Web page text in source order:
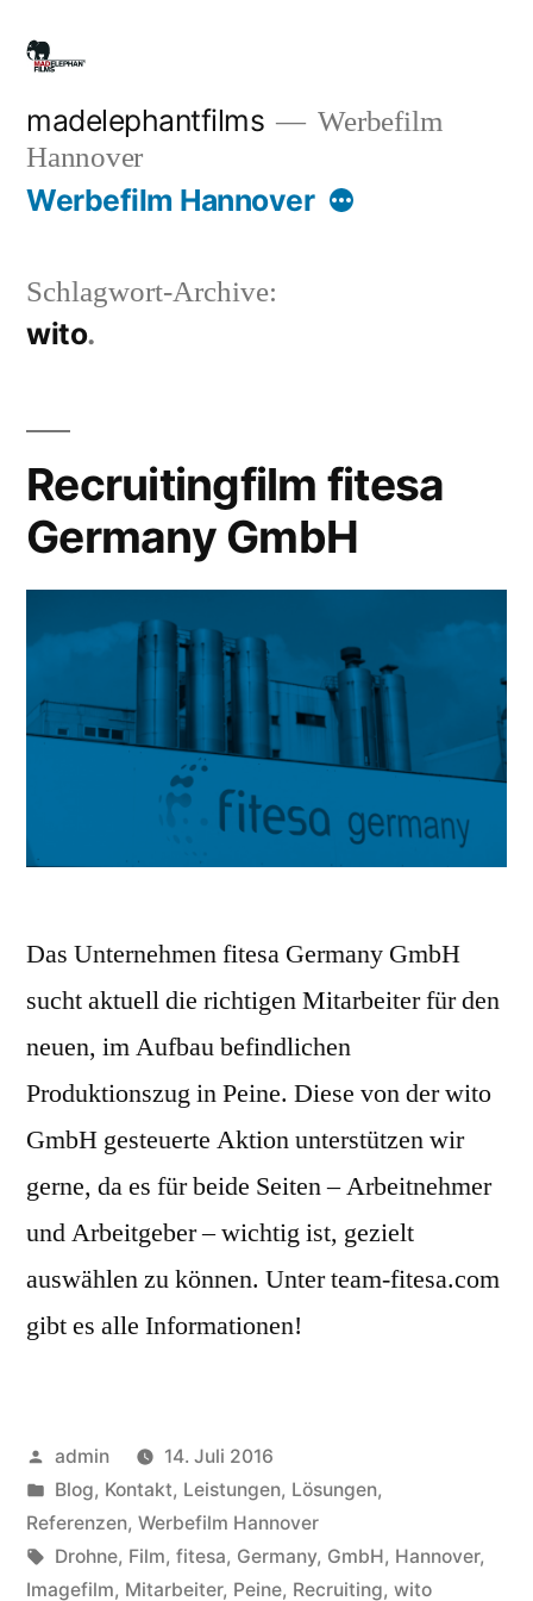
Inhalt
springen
madelephantfilms
Werbefilm
Hannover
Werbefilm HannoverMehr
Schlagwort-Archive:
wito
Recruitingfilm fitesa
Germany GmbH
Das Unternehmen fitesa Germany GmbH
sucht aktuell die richtigen Mitarbeiter für den
neuen, im Aufbau befindlichen
Produktionszug in Peine. Diese von der wito
GmbH gesteuerte Aktion unterstützen wir
gerne, da es für beide Seiten – Arbeitnehmer
und Arbeitgeber – wichtig ist, gezielt
auswählen zu können. Unter team-fitesa.com
gibt es alle Informationen!
Veröffentlicht
von
admin
14. Juli 2016
Veröffentlicht
in
Blog, Kontakt, Leistungen, Lösungen,
Referenzen, Werbefilm Hannover
Schlagwörter:
Drohne, Film, fitesa, Germany, GmbH, Hannover,
Imagefilm, Mitarbeiter, Peine, Recruiting, wito